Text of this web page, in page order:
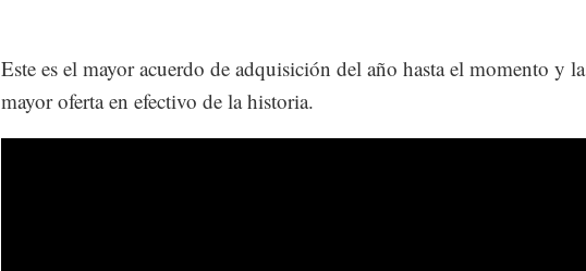
Este es el mayor acuerdo de adquisición del año hasta el momento y la
mayor oferta en efectivo de la historia.